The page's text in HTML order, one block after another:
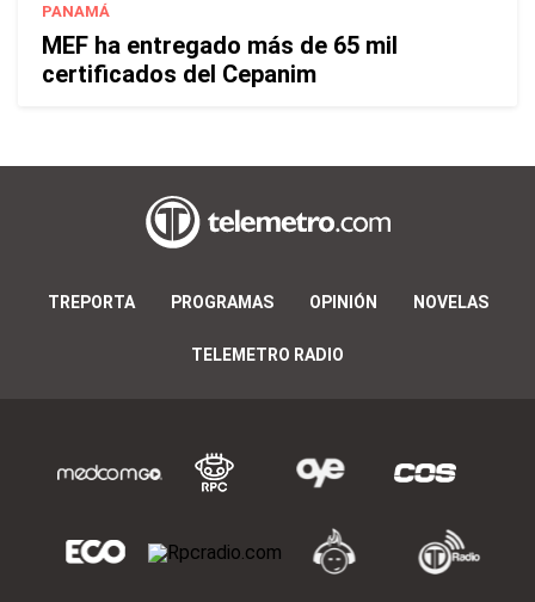
PANAMÁ
MEF ha entregado más de 65 mil
certificados del Cepanim
TREPORTA PROGRAMAS OPINIÓN NOVELAS
TELEMETRO RADIO